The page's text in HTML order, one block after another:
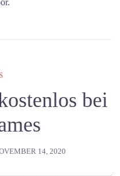
bei
14, 2020